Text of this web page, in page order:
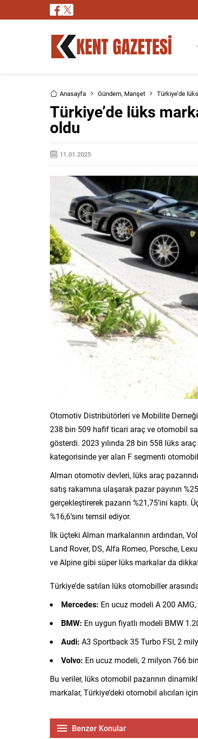
Anasayfa Gündem, Manşet Türkiye’de
Türkiye’de lüks
oldu
11.01.2025
Otomotiv Distribütörleri ve Mobilite
238 bin 509 hafif ticari araç ve otomobil
gösterdi. 2023 yılında 28 bin 558 lüks
kategorisinde yer alan F segmenti
Alman otomotiv devleri, lüks araç
satış rakamına ulaşarak pazar payının
gerçekleştirerek pazarın %21,75’ini kaptı.
%16,6’sını temsil ediyor.
İlk üçteki Alman markalarının ardından,
Land Rover, DS, Alfa Romeo, Porsche,
ve Alpine gibi süper lüks markalar da
Türkiye’de satılan lüks otomobiller
Mercedes: En ucuz modeli A 200
BMW: En uygun fiyatlı modeli BMW
Audi: A3 Sportback 35 Turbo FSI, 2
Volvo: En ucuz modeli, 2 milyon 766
Bu veriler, lüks otomobil pazarının
markalar, Türkiye’deki otomobil alıcıları
Benzer Konular